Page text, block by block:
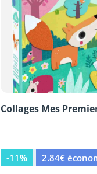
Collages Mes
-11%
2.84€